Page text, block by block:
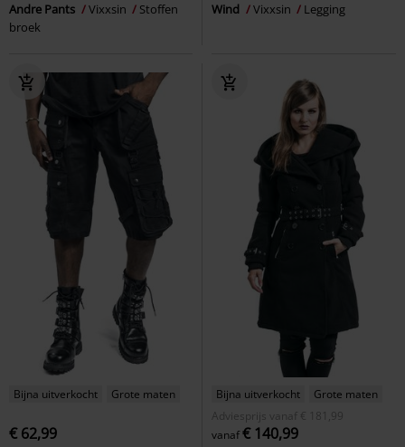
Andre Pants Vixxsin
Stoffen
broek
Wind Vixxsin Legging
Bijna uitverkocht Grote maten
€ 62,99
Bijna uitverkocht
Grote maten
Adviesprijs
vanaf € 181,99
vanaf€ 140,99